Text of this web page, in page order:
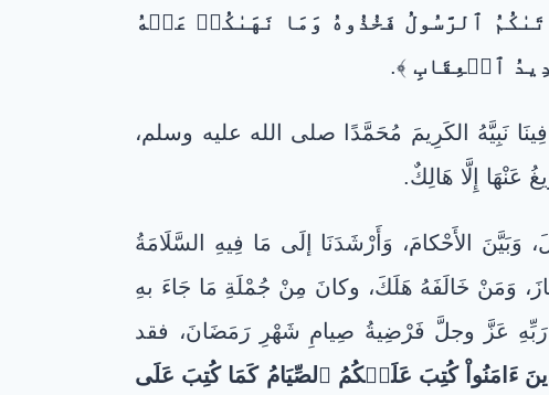
ٱلرَّسُولُ فَخُذُوهُ وَمَا نَهَىٰكُمۡ عَنۡهُ
ٱلۡعِقَابِ ﴾.
نَبِيَّهُ الكَرِيمَ مُحَمَّدًا صلى الله عليه وسلم،
عَنْهَا إِلَّا هَالِكٌ.
الأَحْكامَ، وَأَرْشَدَنَا إلَى مَا فِيهِ السَّلَامَةُ
وَمَنْ خَالَفَهُ هَلَكَ، وكانَ مِنْ جُمْلَةِ مَا جَاءَ بهِ
عَزَّ وجلَّ فَرْضِيةُ صِيامِ شَهْرِ رَمَضَانَ، فقد
ءَامَنُواْ كُتِبَ عَلَيۡكُمُ ٱلصِّيَامُ كَمَا كُتِبَ عَلَى